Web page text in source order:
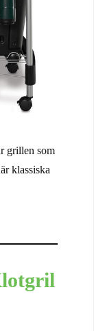
grillen som
klassiska